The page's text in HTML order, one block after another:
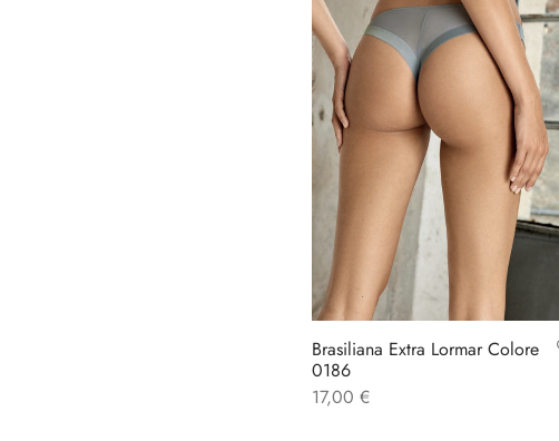
Brasiliana Extra Lormar Colore
0186
17,00 €